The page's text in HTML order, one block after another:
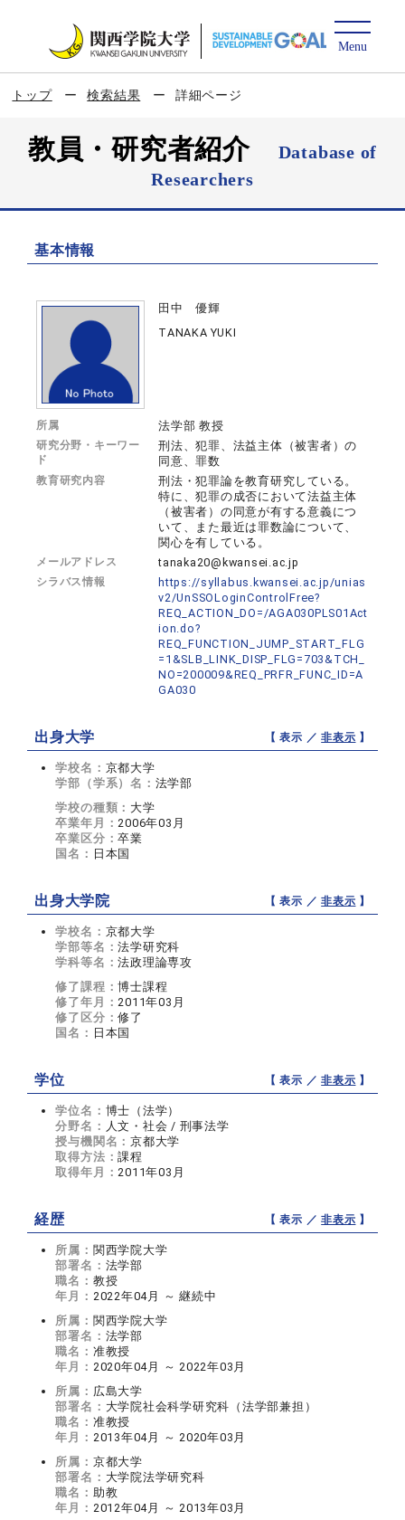
トップ 検索結果 詳細ページ
教員・研究者紹介
Database of
Researchers
基本情報
田中 優輝
TANAKA YUKI
所属 法学部 教授
研究分野・キーワー
ド
刑法、犯罪、法益主体（被害者）の
同意、罪数
教育研究内容
刑法・犯罪論を教育研究している。
特に、犯罪の成否において法益主体
（被害者）の同意が有する意義につ
いて、また最近は罪数論について、
関心を有している。
メールアドレス tanaka20@kwansei.ac.jp
シラバス情報
https://syllabus.kwansei.ac.jp/unias
v2/UnSSOLoginControlFree?
REQ_ACTION_DO=/AGA030PLS01Act
ion.do?
REQ_FUNCTION_JUMP_START_FLG
=1&SLB_LINK_DISP_FLG=703&TCH_
NO=200009&REQ_PRFR_FUNC_ID=A
GA030
出身大学 【 表示 ／非表示 】
学校名： 京都大学
学部（学系）名： 法学部
学校の種類： 大学
卒業年月：2006年03月
卒業区分：卒業
国名： 日本国
出身大学院 【 表示 ／非表示 】
学校名： 京都大学
学部等名：法学研究科
学科等名：法政理論専攻
修了課程：博士課程
修了年月：2011年03月
修了区分：修了
国名： 日本国
学位 【 表示 ／非表示 】
学位名： 博士（法学）
分野名： 人文・社会 / 刑事法学
授与機関名：京都大学
取得方法：課程
取得年月：2011年03月
経歴 【 表示 ／非表示 】
所属： 関西学院大学
部署名： 法学部
職名： 教授
年月： 2022年04月 ～ 継続中
所属： 関西学院大学
部署名： 法学部
職名： 准教授
年月： 2020年04月 ～ 2022年03月
所属： 広島大学
部署名： 大学院社会科学研究科（法学部兼担）
職名： 准教授
年月： 2013年04月 ～ 2020年03月
所属： 京都大学
部署名： 大学院法学研究科
職名： 助教
年月： 2012年04月 ～ 2013年03月